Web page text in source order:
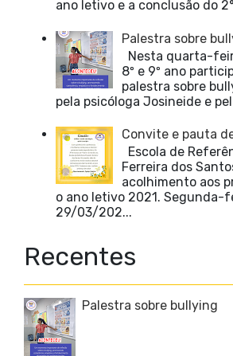
ano letivo e a conclusão do
Palestra sobre
Nesta quarta-
8º e 9º ano
palestra sobre
pela psicóloga Josineide e
Convite e pauta
Escola de
Ferreira dos
acolhimento aos
o ano letivo 2021. Segunda-
29/03/202...
Recentes
Palestra sobre bullying